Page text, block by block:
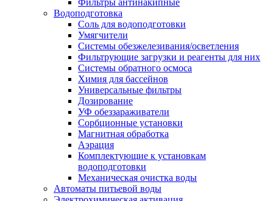
Фильтры антинакипные
Водоподготовка
Соль для водоподготовки
Умягчители
Системы обезжелезивания/осветления
Фильтрующие загрузки и реагенты для них
Системы обратного осмоса
Химия для бассейнов
Универсальные фильтры
Дозирование
УФ обеззараживатели
Сорбционные установки
Магнитная обработка
Аэрация
Комплектующие к установкам
водоподготовки
Механическая очистка воды
Автоматы питьевой воды